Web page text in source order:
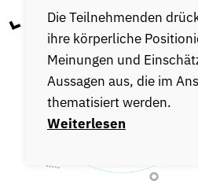
Die Teilnehmenden
ihre körperliche
Meinungen und
Aussagen aus, die im
thematisiert werden.
Weiterlesen